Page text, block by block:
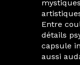
Entre
détails
capsule
aussi